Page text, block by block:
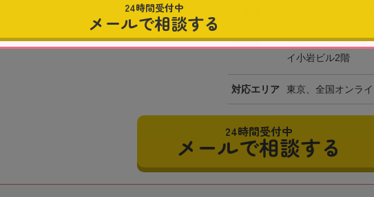
所在地
〒133-0057 東京都
イ小岩ビル2階
対応エリア 東京、全国オンラ
24時間受付中
メールで相談する
24時間受付中
メールで相談する